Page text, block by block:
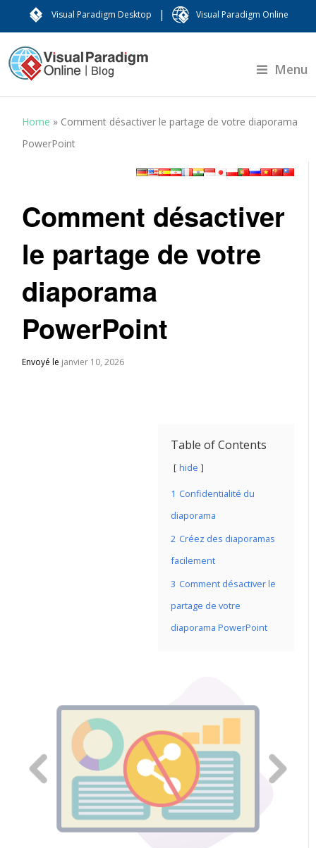
Visual Paradigm Desktop | Visual Paradigm Online
Menu
Home » Comment désactiver le partage de votre diaporama
PowerPoint
Comment désactiver
le partage de votre
diaporama
PowerPoint
Envoyé le janvier 10, 2026
Table of Contents
hide
1 Confidentialité du
diaporama
2 Créez des diaporamas
facilement
3 Comment désactiver le
partage de votre
diaporama PowerPoint